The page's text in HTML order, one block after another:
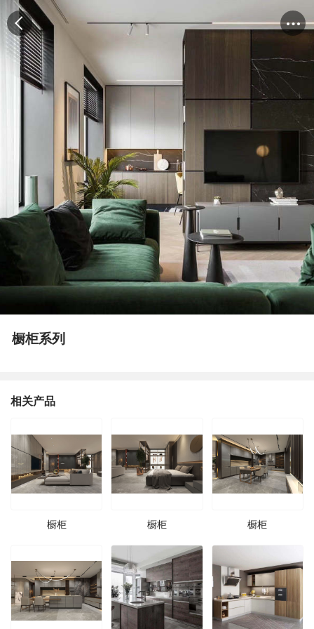
橱柜系列
相关产品
橱柜 橱柜 橱柜